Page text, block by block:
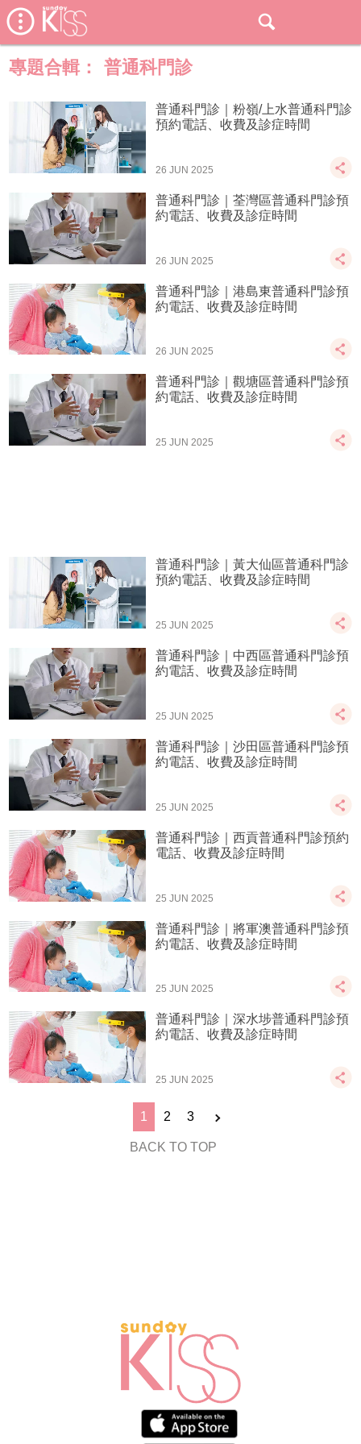
專題合輯： 普通科門診
普通科門診｜粉嶺/上水普通科門診
預約電話、收費及診症時間
26 JUN 2025
普通科門診｜荃灣區普通科門診預
約電話、收費及診症時間
26 JUN 2025
普通科門診｜港島東普通科門診預
約電話、收費及診症時間
26 JUN 2025
普通科門診｜觀塘區普通科門診預
約電話、收費及診症時間
25 JUN 2025
普通科門診｜黃大仙區普通科門診
預約電話、收費及診症時間
25 JUN 2025
普通科門診｜中西區普通科門診預
約電話、收費及診症時間
25 JUN 2025
普通科門診｜沙田區普通科門診預
約電話、收費及診症時間
25 JUN 2025
普通科門診｜西貢普通科門診預約
電話、收費及診症時間
25 JUN 2025
普通科門診｜將軍澳普通科門診預
約電話、收費及診症時間
25 JUN 2025
普通科門診｜深水埗普通科門診預
約電話、收費及診症時間
25 JUN 2025
1 2 3
BACK TO TOP